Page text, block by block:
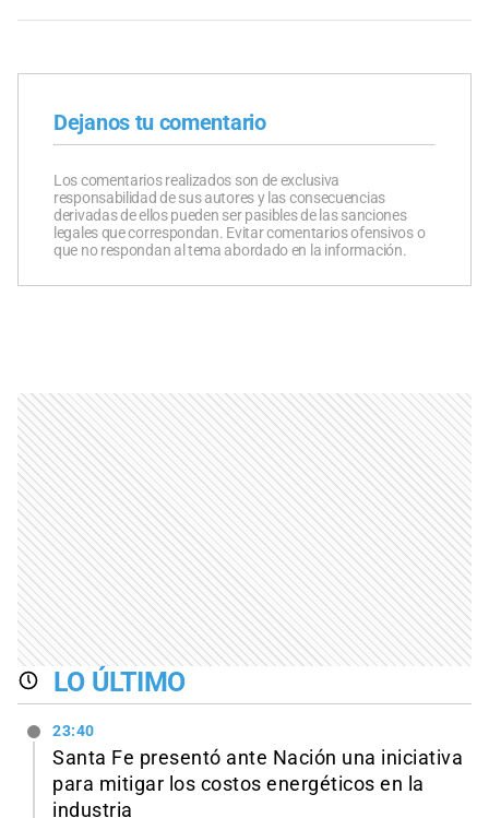
Dejanos tu comentario
Los comentarios realizados son de exclusiva
responsabilidad de sus autores y las consecuencias
derivadas de ellos pueden ser pasibles de las sanciones
legales que correspondan. Evitar comentarios ofensivos o
que no respondan al tema abordado en la información.
LO ÚLTIMO
23:40
Santa Fe presentó ante Nación una iniciativa
para mitigar los costos energéticos en la
industria